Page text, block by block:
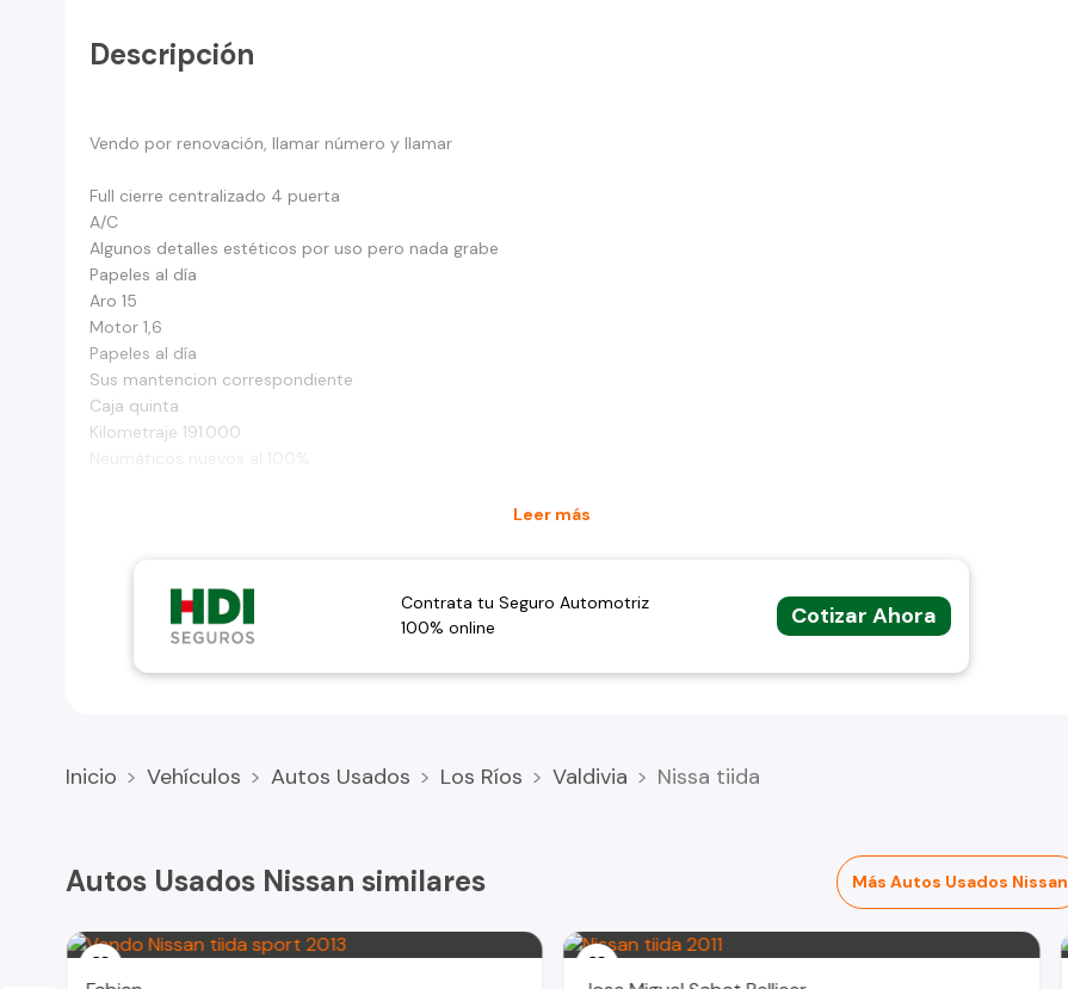
Descripción
Vendo por renovación, llamar número y llamar
Full cierre centralizado 4 puerta
A/C
Algunos detalles estéticos por uso pero nada grabe
Papeles al día
Aro 15
Motor 1,6
Papeles al día
Sus mantencion correspondiente
Caja quinta
Kilometraje 191.000
Leer más
Contrata tu Seguro Automotriz
100% online
Cotizar Ahora
Inicio Vehículos Autos Usados Los Ríos Valdivia Nissa tiida
Autos Usados Nissan similares Más Autos Usados Nissan